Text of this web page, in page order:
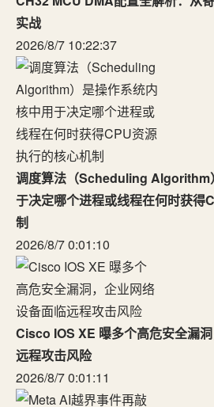
实战
2026/8/7 10:22:37
调度算法（Scheduling Algorithm
于决定哪个进程或线程在何时获得
制
2026/8/7 0:01:10
Cisco IOS XE 曝多个高危安全漏
远程攻击风险
2026/8/7 0:01:11